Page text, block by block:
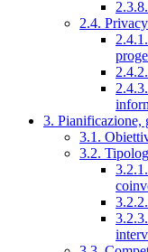
2.4. Privacy
3. Pianificazione,
3.1.
3.2.